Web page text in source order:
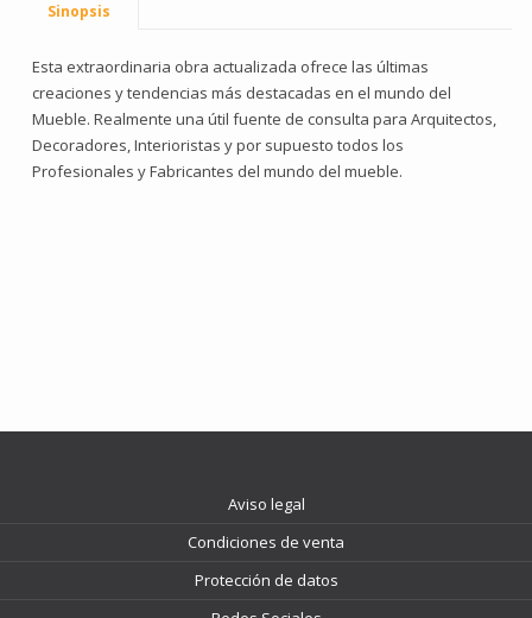
Sinopsis
Esta extraordinaria obra actualizada ofrece las últimas
creaciones y tendencias más destacadas en el mundo del
Mueble. Realmente una útil fuente de consulta para Arquitectos,
Decoradores, Interioristas y por supuesto todos los
Profesionales y Fabricantes del mundo del mueble.
Aviso legal
Condiciones de venta
Protección de datos